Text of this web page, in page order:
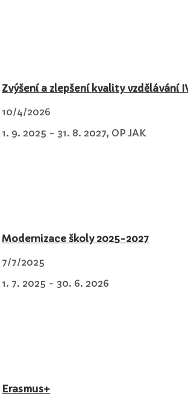
Zvýšení a zlepšení kvality vzdělávání
10/4/2026
1. 9. 2025 - 31. 8. 2027, OP JAK
Modernizace školy 2025-2027
7/7/2025
1. 7. 2025 - 30. 6. 2026
Erasmus+